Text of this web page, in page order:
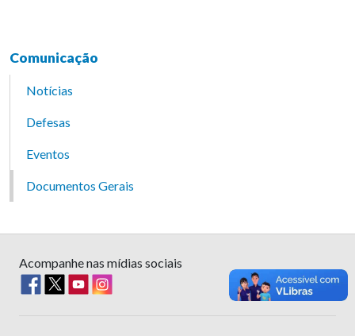
Comunicação
Notícias
Defesas
Eventos
Documentos Gerais
Acompanhe nas mídias sociais